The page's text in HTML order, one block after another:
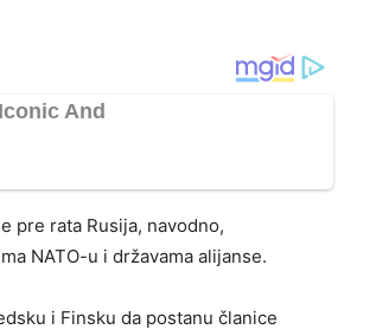
pre rata Rusija, navodno,
NATO-u i državama alijanse.
i Finsku da postanu članice